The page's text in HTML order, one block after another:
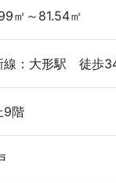
㎡～81.54㎡
線：大形駅 徒歩
9階